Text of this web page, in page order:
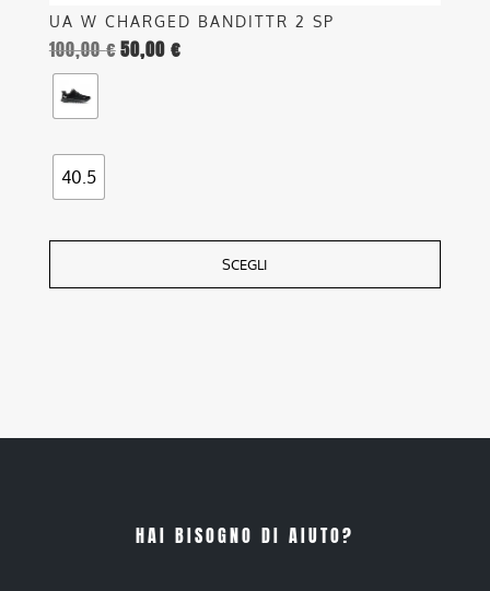
UA W CHARGED BANDITTR 2 SP
100,00€50,00 €
40.5
SCEGLI
HAI BISOGNO DI AIUTO?